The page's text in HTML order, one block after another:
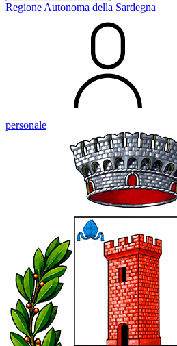
Regione Autonoma della Sardegna
personale